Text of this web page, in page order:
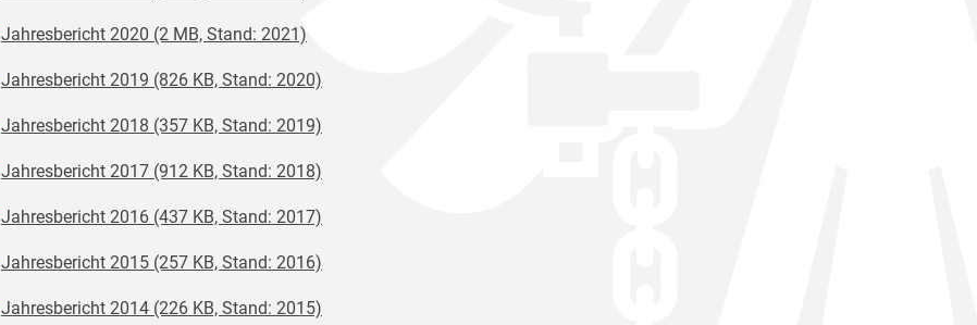
Jahresbericht 2020 (2 MB, Stand: 2021)
Jahresbericht 2019 (826 KB, Stand: 2020)
Jahresbericht 2018 (357 KB, Stand: 2019)
Jahresbericht 2017 (912 KB, Stand: 2018)
Jahresbericht 2016 (437 KB, Stand: 2017)
Jahresbericht 2015 (257 KB, Stand: 2016)
Jahresbericht 2014 (226 KB, Stand: 2015)